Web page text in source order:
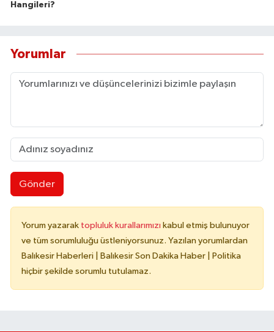
Hangileri?
Yorumlar
Gönder
Yorum yazarak topluluk kurallarımızı kabul etmiş bulunuyor
ve tüm sorumluluğu üstleniyorsunuz. Yazılan yorumlardan
Balıkesir Haberleri | Balıkesir Son Dakika Haber | Politika
hiçbir şekilde sorumlu tutulamaz.